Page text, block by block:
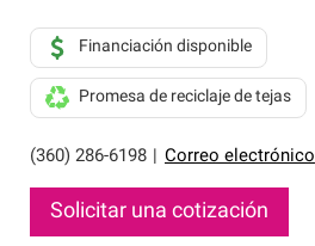
(360) 286-6198 Correo electrónico
Financiación disponible
Promesa de reciclaje de tejas
Solicitar una cotización